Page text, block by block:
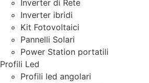
Inverter di Rete
Inverter ibridi
Kit Fotovoltaici
Pannelli Solari
Power Station portatili
Profili Led
Profili led angolari